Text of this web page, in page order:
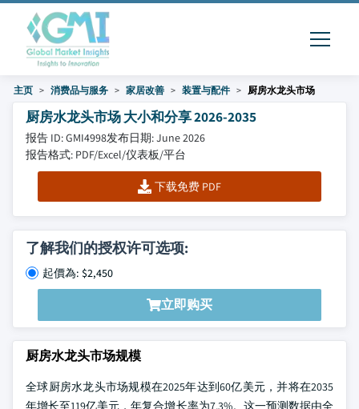
主页 消费品与服务 家居改善 装置与配件 厨房水龙头市场
厨房水龙头市场 大小和分享 2026-2035
报告 ID: GMI4998发布日期: June 2026
报告格式: PDF/Excel/仪表板/平台
下载免费 PDF
了解我们的授权许可选项:
起價為: $2,450
立即购买
厨房水龙头市场规模
全球厨房水龙头市场规模在2025年达到60亿美元，并将在2035
年增长至119亿美元，年复合增长率为7.3%。这一预测数据由全